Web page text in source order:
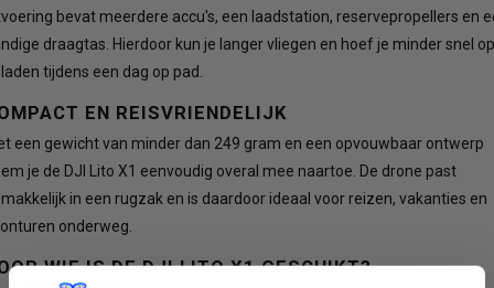
bevat meerdere accu's, een laadstation, reservepropellers en
draagtas. Hierdoor kun je langer vliegen en hoef je minder snel op
tijdens een dag op pad.
EN REISVRIENDELIJK
een gewicht van minder dan 249 gram en een opvouwbaar ontwerp
je de DJI Lito X1 eenvoudig overal mee naartoe. De drone past
in een rugzak en is daardoor ideaal voor reizen, vakanties en
onderweg.
WIE IS DE DJI LITO X1 GESCHIKT?